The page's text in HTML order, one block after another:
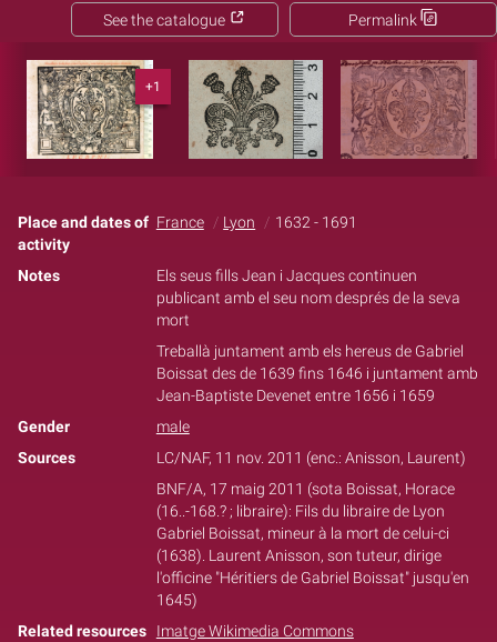
Permalink
See the catalogue
+1
Place and dates of
activity
France Lyon 1632 - 1691
Notes
Els seus fills Jean i Jacques continuen
publicant amb el seu nom després de la seva
mort
Treballà juntament amb els hereus de Gabriel
Boissat des de 1639 fins 1646 i juntament amb
Jean-Baptiste Devenet entre 1656 i 1659
Gender
male
Sources
LC/NAF, 11 nov. 2011 (enc.: Anisson, Laurent)
BNF/A, 17 maig 2011 (sota Boissat, Horace
(16..-168.? ; libraire): Fils du libraire de Lyon
Gabriel Boissat, mineur à la mort de celui-ci
(1638). Laurent Anisson, son tuteur, dirige
l'officine "Héritiers de Gabriel Boissat" jusqu'en
1645)
Related resources Imatge Wikimedia Commons